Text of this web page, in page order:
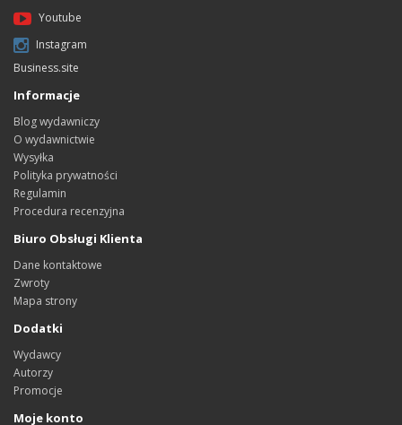
Youtube
Instagram
Business.site
Informacje
Blog wydawniczy
O wydawnictwie
Wysyłka
Polityka prywatności
Regulamin
Procedura recenzyjna
Biuro Obsługi Klienta
Dane kontaktowe
Zwroty
Mapa strony
Dodatki
Wydawcy
Autorzy
Promocje
Moje konto